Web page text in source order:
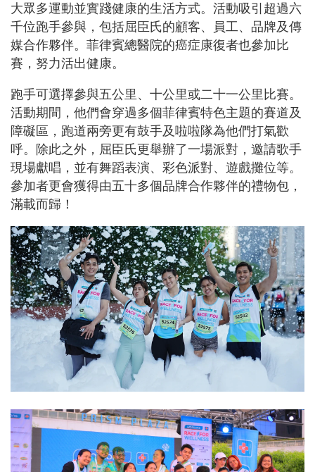
大眾多運動並實踐健康的生活方式。活動吸引超過六
千位跑手參與，包括屈臣氏的顧客、員工、品牌及傳
媒合作夥伴。菲律賓總醫院的癌症康復者也參加比
賽，努力活出健康。
跑手可選擇參與五公里、十公里或二十一公里比賽。
活動期間，他們會穿過多個菲律賓特色主題的賽道及
障礙區，跑道兩旁更有鼓手及啦啦隊為他們打氣歡
呼。除此之外，屈臣氏更舉辦了一場派對，邀請歌手
現場獻唱，並有舞蹈表演、彩色派對、遊戲攤位等。
參加者更會獲得由五十多個品牌合作夥伴的禮物包，
滿載而歸！